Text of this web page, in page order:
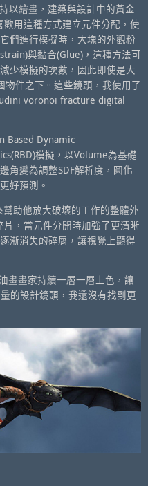
以繪畫，建築與設計中的黃金
歡用這種方式建立元件分配，使
們進行模擬時，大塊的外觀粉
與黏合(Glue)，這種方法可
少模擬的次數，因此即使是大
件之下。這些鏡頭，我使用了
voronoi fracture digital
Based Dynamic
模擬，以Volume為基礎
角變為調整SDF解析度，圓化
好預測。
助他放大破壞的工作的整體外
，當元件分開時加強了更清晰
漸消失的碎屑，讓視覺上顯得
畫畫家持續一層一層上色，讓
的設計鏡頭，我還沒有找到更